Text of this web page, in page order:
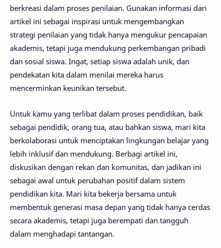
berkreasi dalam proses penilaian. Gunakan informasi dari
artikel ini sebagai inspirasi untuk mengembangkan
strategi penilaian yang tidak hanya mengukur pencapaian
akademis, tetapi juga mendukung perkembangan pribadi
dan sosial siswa. Ingat, setiap siswa adalah unik, dan
pendekatan kita dalam menilai mereka harus
mencerminkan keunikan tersebut.
Untuk kamu yang terlibat dalam proses pendidikan, baik
sebagai pendidik, orang tua, atau bahkan siswa, mari kita
berkolaborasi untuk menciptakan lingkungan belajar yang
lebih inklusif dan mendukung. Berbagi artikel ini,
diskusikan dengan rekan dan komunitas, dan jadikan ini
sebagai awal untuk perubahan positif dalam sistem
pendidikan kita. Mari kita bekerja bersama untuk
membentuk generasi masa depan yang tidak hanya cerdas
secara akademis, tetapi juga berempati dan tangguh
dalam menghadapi tantangan.